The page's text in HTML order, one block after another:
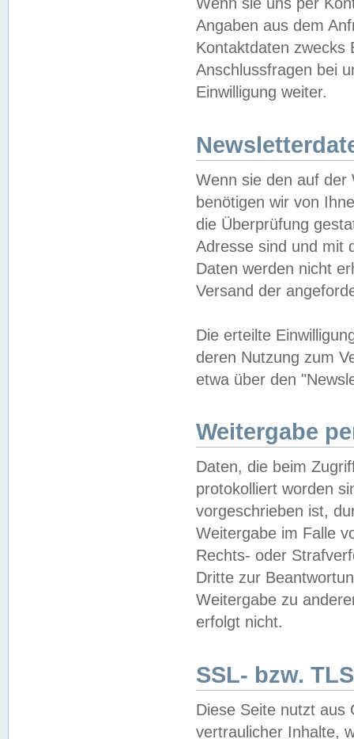
Angaben aus dem
Kontaktdaten zwecks
Anschlussfragen bei
Einwilligung weiter.
Wenn sie den auf der
benötigen wir von
die Überprüfung
Adresse sind und mit
Daten werden nicht
Versand der
Die erteilte
deren Nutzung zum
etwa über den
Weitergabe
Daten, die beim
protokolliert worden
vorgeschrieben ist,
Weitergabe im Falle
Rechts- oder
Dritte zur
Weitergabe zu
erfolgt nicht.
SSL- bzw.
Diese Seite nutzt aus
vertraulicher Inhalte,